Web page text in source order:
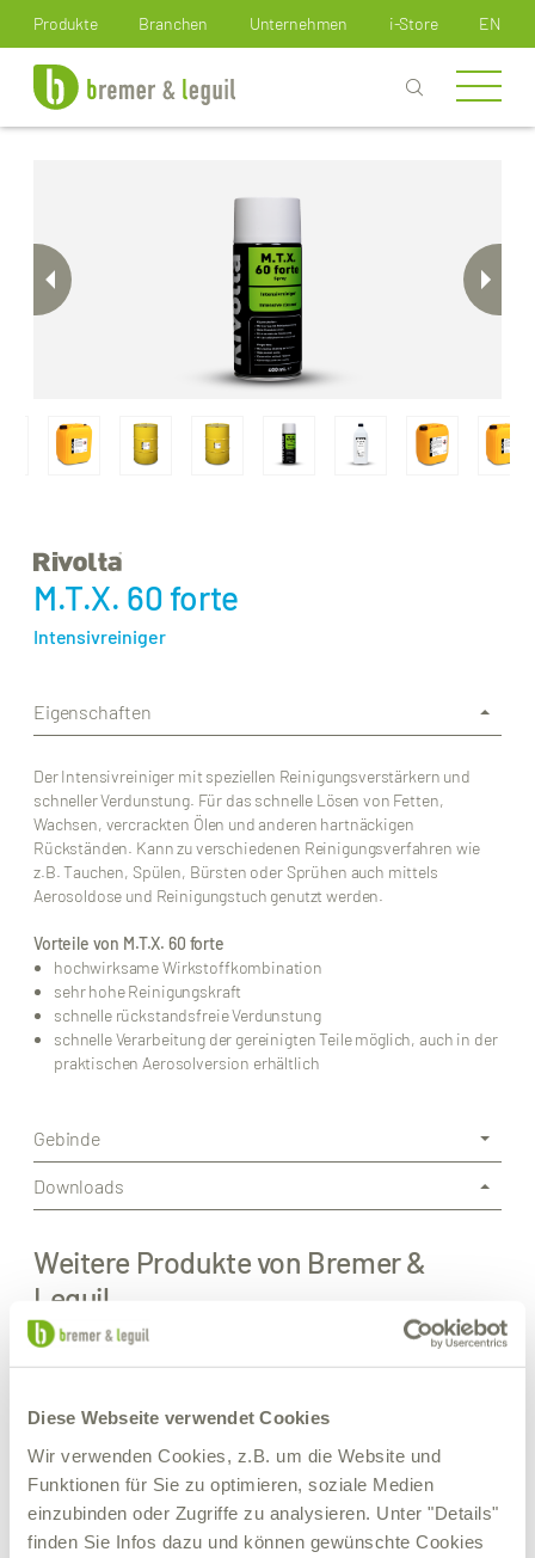
Diese Webseite verwendet Cookies
Wir verwenden Cookies, z.B. um die Website und
Funktionen für Sie zu optimieren, soziale Medien
einzubinden oder Zugriffe zu analysieren. Unter "Details"
finden Sie Infos dazu und können gewünschte Cookies
Produkte Branchen Unternehmen i-Store EN
M.T.X. 60 forte
Intensivreiniger
Eigenschaften
Der Intensivreiniger mit speziellen Reinigungsverstärkern und
schneller Verdunstung. Für das schnelle Lösen von Fetten,
Wachsen, vercrackten Ölen und anderen hartnäckigen
Rückständen. Kann zu verschiedenen Reinigungsverfahren wie
z.B. Tauchen, Spülen, Bürsten oder Sprühen auch mittels
Aerosoldose und Reinigungstuch genutzt werden.
Vorteile von M.T.X. 60 forte
hochwirksame Wirkstoffkombination
sehr hohe Reinigungskraft
schnelle rückstandsfreie Verdunstung
schnelle Verarbeitung der gereinigten Teile möglich, auch in der
praktischen Aerosolversion erhältlich
Gebinde
Downloads
Weitere Produkte von Bremer &
Leguil